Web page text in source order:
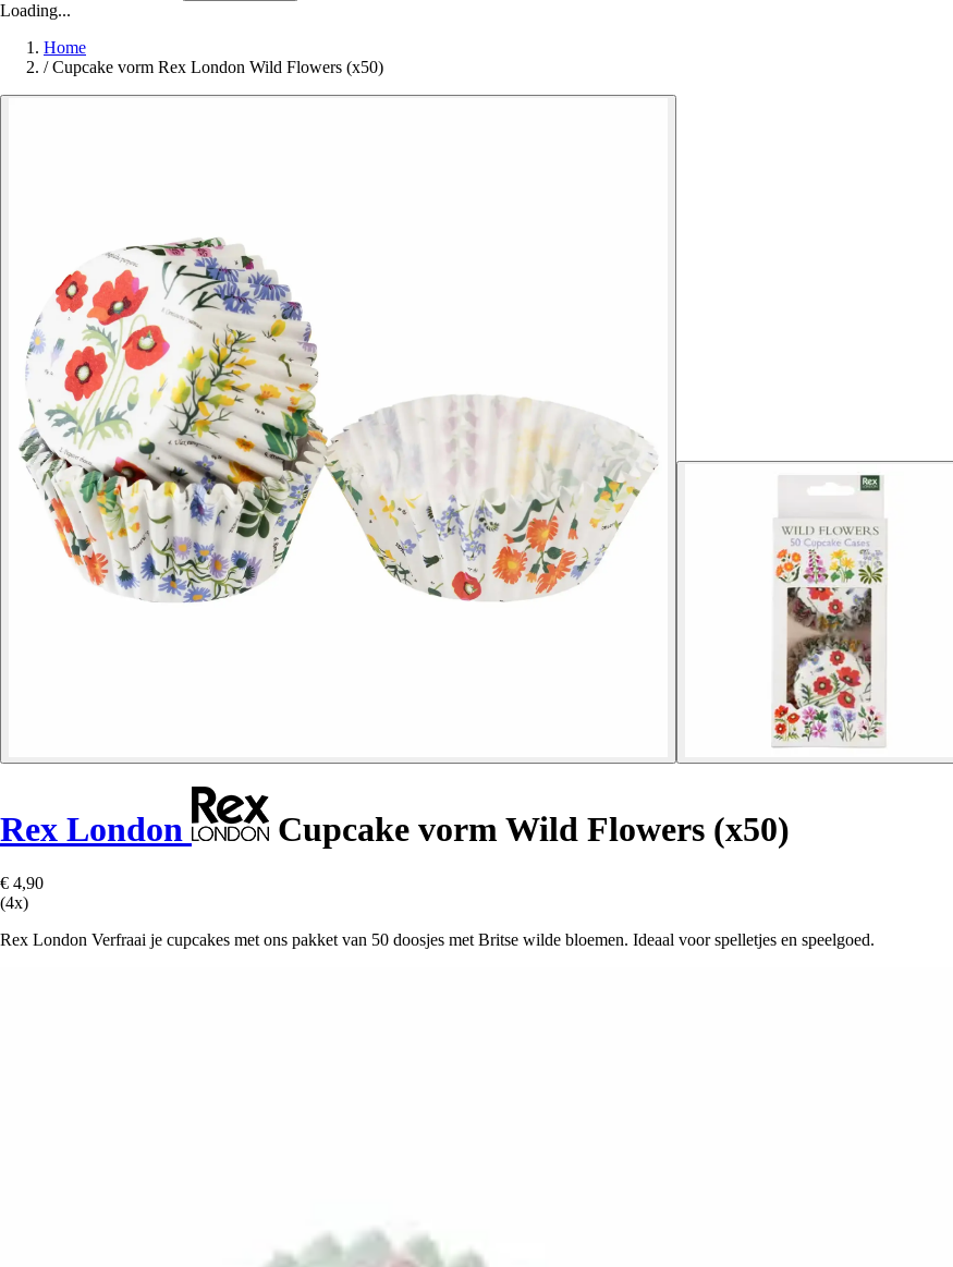
Loading...
Home
/ Cupcake vorm Rex London Wild Flowers (x50)
Rex London Cupcake vorm Wild Flowers (x50)
€ 4,90
(4x)
Rex London Verfraai je cupcakes met ons pakket van 50 doosjes met Britse wilde bloemen. Ideaal voor spelletjes en speelgoed.